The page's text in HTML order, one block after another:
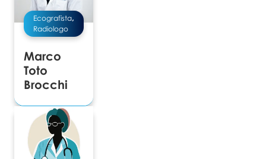
Ecografista,
Radiologo
Marco
Toto
Brocchi